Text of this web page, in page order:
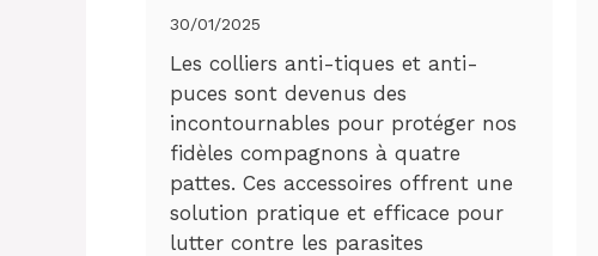
30/01/2025
Les colliers anti-tiques et anti-
puces sont devenus des
incontournables pour protéger nos
fidèles compagnons à quatre
pattes. Ces accessoires offrent une
solution pratique et efficace pour
lutter contre les parasites